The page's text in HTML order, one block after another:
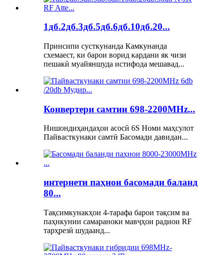
1дб.2дб.3дб.5дб.6дб.10дб.20...
Принсипи сусткунанда Камкунанда
схемаест, ки барои ворид кардани як чизи
пешакӣ муайяншуда истифода мешавад...
Конвертери самтии 698-2200MHz...
Нишондиҳандаҳои асосӣ 6S Номи маҳсулот
Пайвасткунаки самтӣ Басомади давидан...
интернети паҳнои басомади баланд
80...
Тақсимкунакҳои 4-тарафа барои тақсим ва
паҳнкунии самараноки мавҷҳои радиои RF
тарҳрезӣ шудаанд...